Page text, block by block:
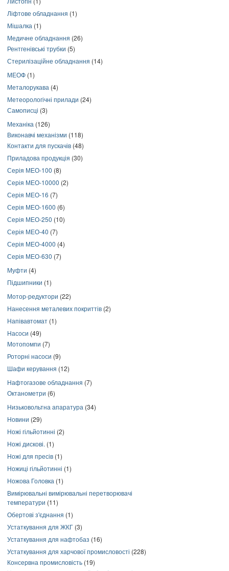
Ліфтове обладнання (1)
Мішалка (1)
Медичне обладнання (26)
Рентгенівські трубки (5)
Стерилізаційне обладнання (14)
МЕОФ (1)
Металорукава (4)
Метеорологічні прилади (24)
Самописці (3)
Механіка (126)
Виконавчі механізми (118)
Контакти для пускачів (48)
Приладова продукція (30)
Серія МЕО-100 (8)
Серія МЕО-10000 (2)
Серія МЕО-16 (7)
Серія МЕО-1600 (6)
Серія МЕО-250 (10)
Серія МЕО-40 (7)
Серія МЕО-4000 (4)
Серія МЕО-630 (7)
Муфти (4)
Підшипники (1)
Мотор-редуктори (22)
Нанесення металевих покриттів (2)
Напівавтомат (1)
Насоси (49)
Мотопомпи (7)
Роторні насоси (9)
Шафи керування (12)
Нафтогазове обладнання (7)
Октанометри (6)
Низьковольтна апаратура (34)
Новини (29)
Ножі гільйотинні (2)
Ножі дискові. (1)
Ножі для пресів (1)
Ножиці гільйотинні (1)
Ножова Головка (1)
Вимірювальні вимірювальні перетворювачі
температури (11)
Обертові з'єднання (1)
Устаткування для ЖКГ (3)
Устаткування для нафтобаз (16)
Устаткування для харчової промисловості (228)
Консервна промисловість (19)